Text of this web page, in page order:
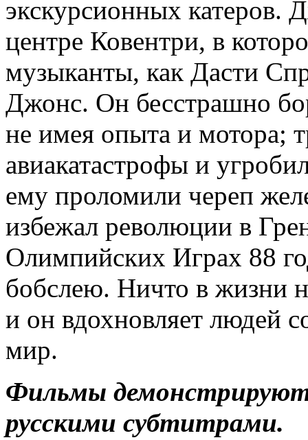
экскурсионных катеров.
центре Ковентри, в
музыканты, как Дасти
Джонс. Он бесстрашно
не имея опыта и мотора;
авиакатастрофы и
ему проломили череп
избежал революции в
Олимпийских Играх 88
бобслею. Ничто в жизни
и он вдохновляет людей
мир.
Фильмы
русскими субтитрами.